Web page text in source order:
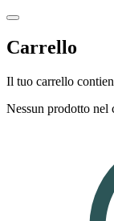
Carrello
Il tuo carrello
Nessun prodotto nel